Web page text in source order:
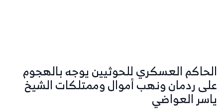
الحاكم العسكري للحوثيين يوجه بالهجوم
على ردمان ونهب أموال وممتلكات الشيخ
ياسر العواضي